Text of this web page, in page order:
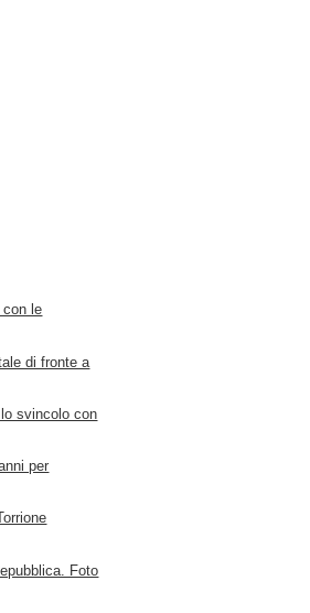
con le
di fronte a
svincolo con
per
Foto